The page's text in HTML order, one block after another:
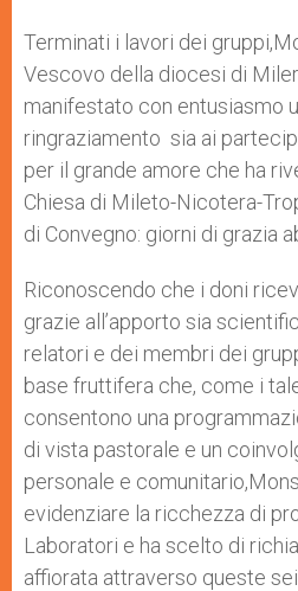
Terminati i lavori dei
Vescovo della diocesi di
manifestato con entusiasmo
ringraziamento sia ai
per il grande amore che ha
Chiesa di Mileto-Nicotera-
di Convegno: giorni di grazia
Riconoscendo che i doni
grazie all’apporto sia
relatori e dei membri dei
base fruttifera che, come i
consentono una
di vista pastorale e un
personale e
evidenziare la ricchezza di
Laboratori e ha scelto di
affiorata attraverso queste sei